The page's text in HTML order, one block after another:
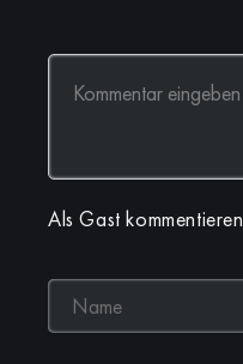
Als Gast kommentieren